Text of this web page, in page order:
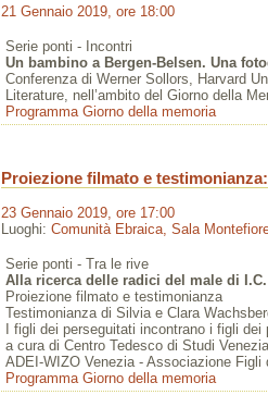
21 Gennaio 2019, ore 18:00
Serie ponti - Incontri
Un bambino a Bergen-Belsen. Una
Conferenza di Werner Sollors, Harvard
Literature, nell’ambito del Giorno della
Programma Giorno della memoria
Proiezione filmato e
23 Gennaio 2019, ore 17:00
Luoghi: Comunità Ebraica, Sala
Serie ponti - Tra le rive
Alla ricerca delle radici del male di
Proiezione filmato e testimonianza
Testimonianza di Silvia e Clara
I figli dei perseguitati incontrano i figli dei
a cura di Centro Tedesco di Studi
ADEI-WIZO Venezia - Associazione Figli
Programma Giorno della memoria